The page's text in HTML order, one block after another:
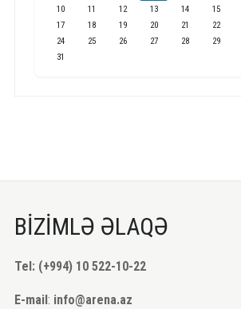
10
11 12 13 14 15
17
18 19 20 21 22
24
25 26 27 28 29
31
BİZİMLƏ ƏLAQƏ
Tel: (+994) 10 522-10-22
E-mail: info@arena.az